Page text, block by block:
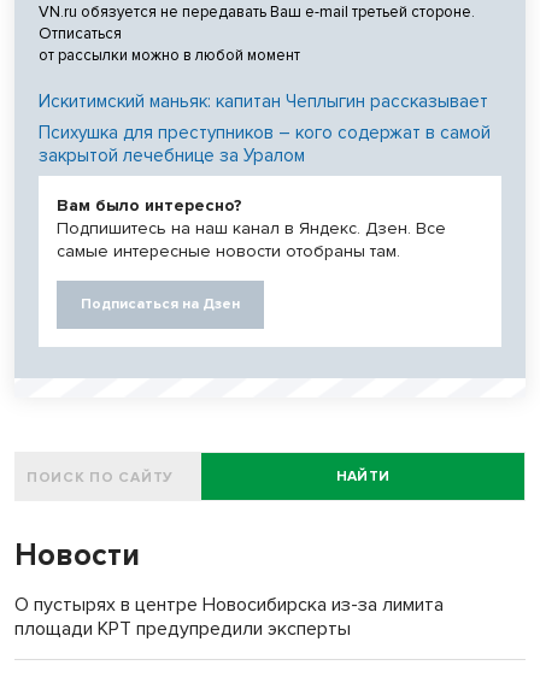
VN.ru обязуется не передавать Ваш e-mail третьей стороне.
Отписаться
от рассылки можно в любой момент
Искитимский маньяк: капитан Чеплыгин рассказывает
Психушка для преступников – кого содержат в самой
закрытой лечебнице за Уралом
Вам было интересно?
Подпишитесь на наш канал в Яндекс. Дзен. Все
самые интересные новости отобраны там.
Подписаться на Дзен
НАЙТИ
Новости
О пустырях в центре Новосибирска из-за лимита
площади КРТ предупредили эксперты